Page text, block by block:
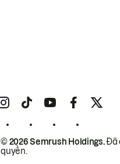
© 2026 Semrush Holdings.Đã
quyền.